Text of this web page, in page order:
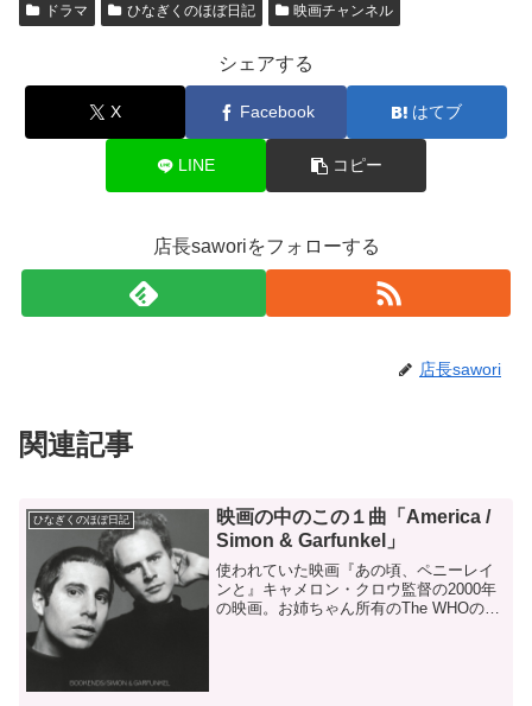
ドラマ ひなぎくのほぼ日記 映画チャンネル
シェアする
X Facebook はてブ
LINE コピー
店長saworiをフォローする
店長sawori
関連記事
ひなぎくのほぼ日記
映画の中のこの１曲「America /
Simon & Garfunkel」
使われていた映画『あの頃、ペニーレイ
ンと』キャメロン・クロウ監督の2000年
の映画。お姉ちゃん所有のThe WHOのレ